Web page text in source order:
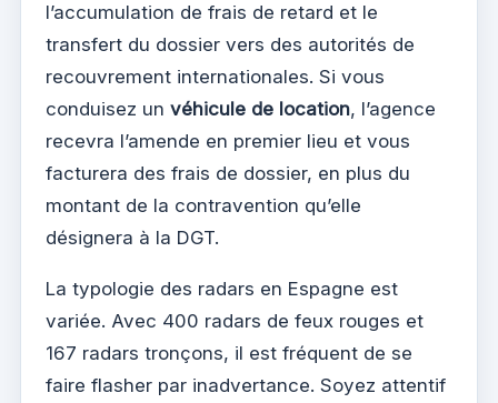
l’accumulation de frais de retard et le
transfert du dossier vers des autorités de
recouvrement internationales. Si vous
conduisez un véhicule de location, l’agence
recevra l’amende en premier lieu et vous
facturera des frais de dossier, en plus du
montant de la contravention qu’elle
désignera à la DGT.
La typologie des radars en Espagne est
variée. Avec 400 radars de feux rouges et
167 radars tronçons, il est fréquent de se
faire flasher par inadvertance. Soyez attentif